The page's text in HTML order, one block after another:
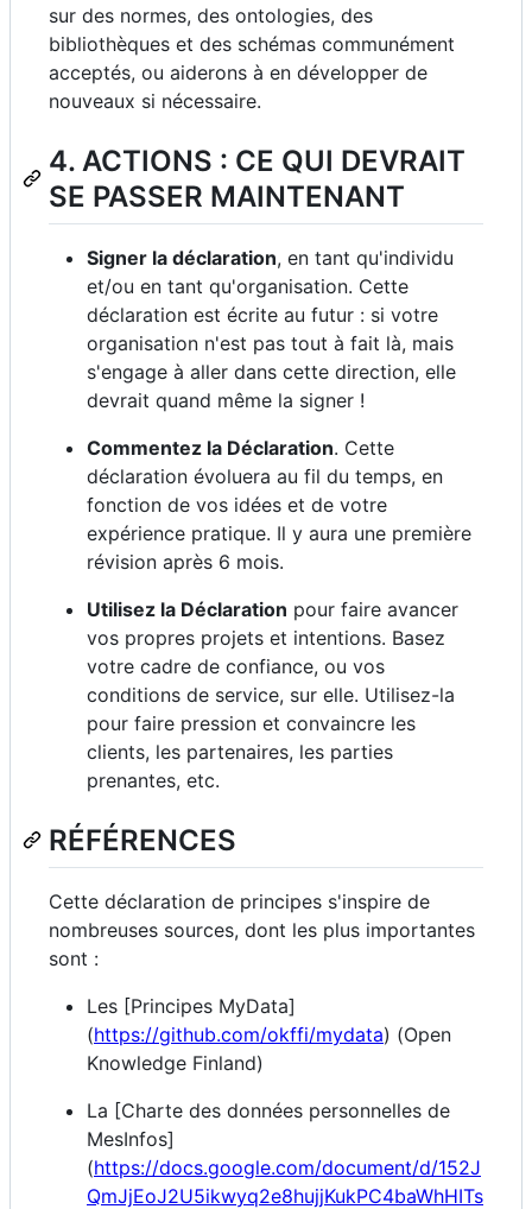
sur des normes, des ontologies, des
bibliothèques et des schémas communément
acceptés, ou aiderons à en développer de
nouveaux si nécessaire.
4. ACTIONS : CE QUI DEVRAIT
SE PASSER MAINTENANT
Signer la déclaration, en tant qu'individu
et/ou en tant qu'organisation. Cette
déclaration est écrite au futur : si votre
organisation n'est pas tout à fait là, mais
s'engage à aller dans cette direction, elle
devrait quand même la signer !
Commentez la Déclaration. Cette
déclaration évoluera au fil du temps, en
fonction de vos idées et de votre
expérience pratique. Il y aura une première
révision après 6 mois.
Utilisez la Déclaration pour faire avancer
vos propres projets et intentions. Basez
votre cadre de confiance, ou vos
conditions de service, sur elle. Utilisez-la
pour faire pression et convaincre les
clients, les partenaires, les parties
prenantes, etc.
RÉFÉRENCES
Cette déclaration de principes s'inspire de
nombreuses sources, dont les plus importantes
sont :
Les [Principes MyData]
(https://github.com/okffi/mydata) (Open
Knowledge Finland)
La [Charte des données personnelles de
MesInfos]
(https://docs.google.com/document/d/152J
QmJjEoJ2U5ikwyq2e8hujjKukPC4baWhHITs